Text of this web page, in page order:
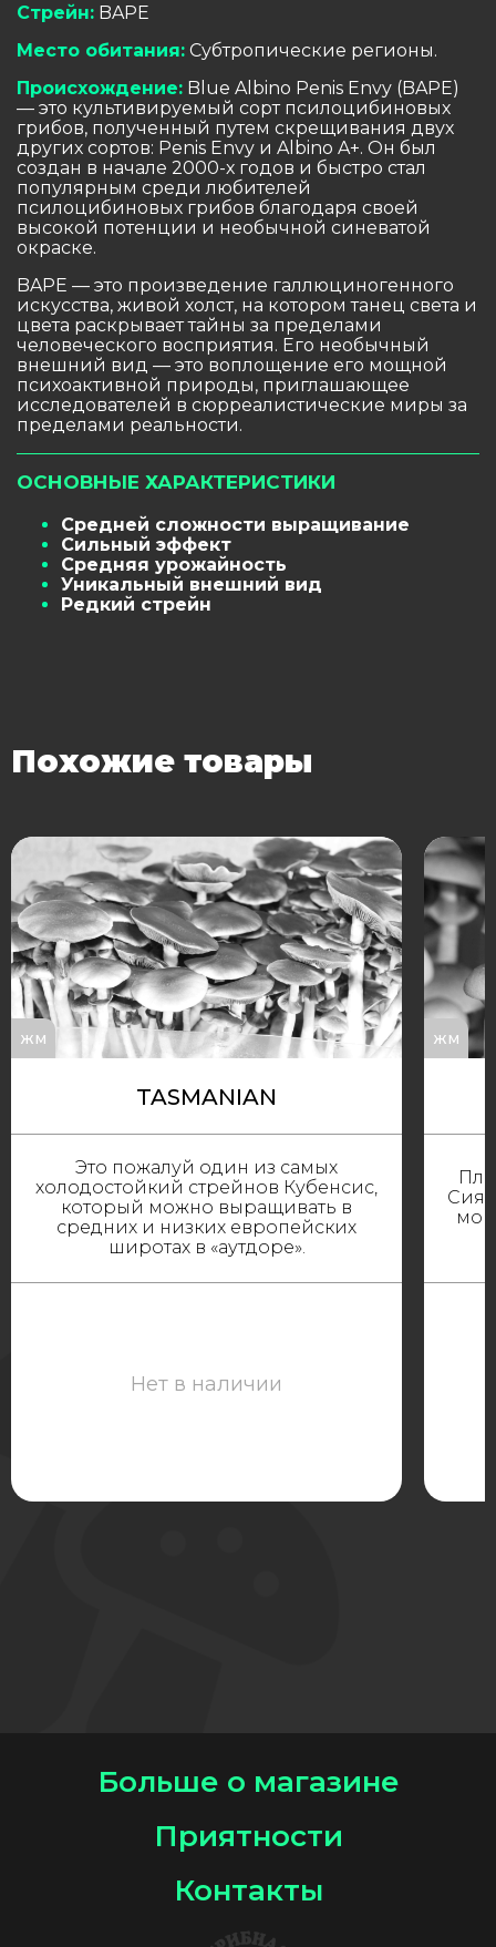
Стрейн: BAPE
Место обитания: Субтропические регионы.
Происхождение: Blue Albino Penis Envy (BAPE)
— это культивируемый сорт псилоцибиновых
грибов, полученный путем скрещивания двух
других сортов: Penis Envy и Albino A+. Он был
создан в начале 2000-х годов и быстро стал
популярным среди любителей
псилоцибиновых грибов благодаря своей
высокой потенции и необычной синеватой
окраске.
BAPE — это произведение галлюциногенного
искусства, живой холст, на котором танец света и
цвета раскрывает тайны за пределами
человеческого восприятия. Его необычный
внешний вид — это воплощение его мощной
психоактивной природы, приглашающее
исследователей в сюрреалистические миры за
пределами реальности.
ОСНОВНЫЕ ХАРАКТЕРИСТИКИ
Средней сложности выращивание
Сильный эффект
Средняя урожайность
Уникальный внешний вид
Редкий стрейн
Похожие товары
жм
TASMANIAN
Это пожалуй один из самых
холодостойкий стрейнов Кубенсис,
который можно выращивать в
средних и низких европейских
широтах в «аутдоре».
Нет в наличии
жм
Контакты
Больше о магазине
Приятности